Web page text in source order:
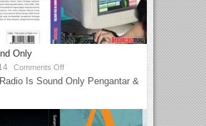
Only
Comments Off
Is Sound Only Pengantar &